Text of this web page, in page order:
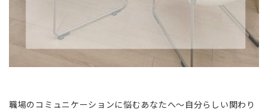
職場のコミュニケーションに悩むあなたへ〜自分らしい関わり